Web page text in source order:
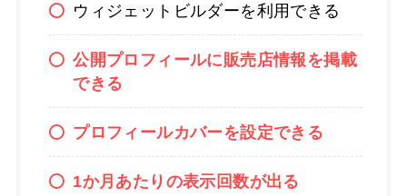
ウィジェットビルダーを利用できる
公開プロフィールに販売店情報を掲載
できる
プロフィールカバーを設定できる
1か月あたりの表示回数が出る